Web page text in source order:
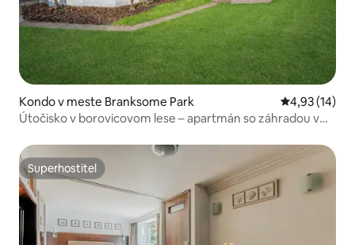
Kondo v meste Branksome Park Priemerné
4,93 (14)
Útočisko v borovicovom lese – apartmán so záhradou v
Superhostiteľ
Superhostiteľ